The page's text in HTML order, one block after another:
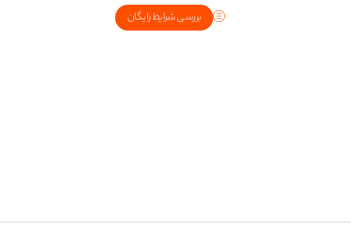
بررسی شرایط رایگان